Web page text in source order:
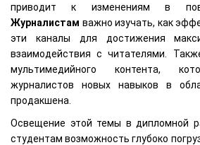
приводит к изменениям в
Журналистам важно изучать, как
эти каналы для достижения
взаимодействия с читателями.
мультимедийного контента,
журналистов новых навыков в
продакшена.
Освещение этой темы в дипломной
студентам возможность глубоко